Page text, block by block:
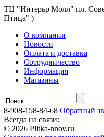
ТЦ "Интерьр Молл" пл.
Птица" )
О компании
Новости
Оплата и доставка
Сотрудничество
Информация
Магазины
8-908-158-84-68 Обратный
Всегда на связи:
© 2026 Plitka-nnov.ru